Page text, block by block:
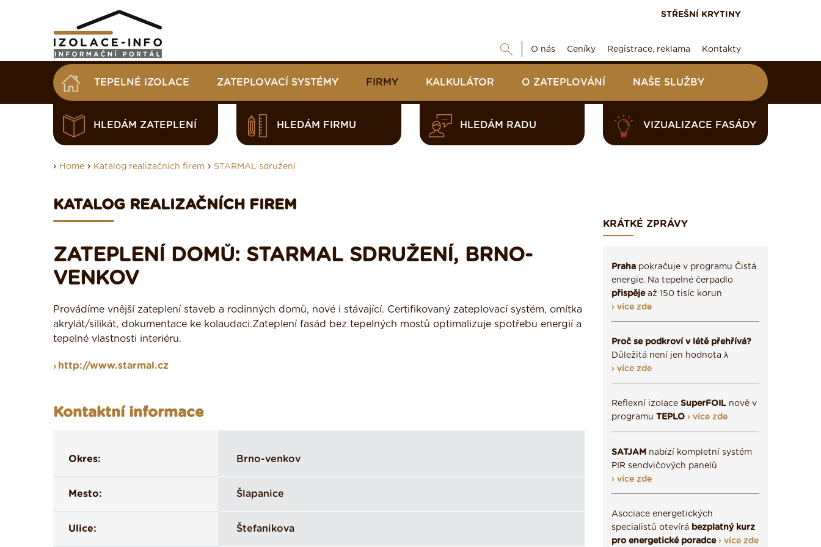
STŘEŠNÍ KRYTINY
O nás Ceníky Registrace, reklama Kontakty
TEPELNÉ IZOLACE ZATEPLOVACÍ SYSTÉMY FIRMY KALKULÁTOR O ZATEPLOVÁNÍ NAŠE SLUŽBY
HLEDÁM ZATEPLENÍ HLEDÁM FIRMU HLEDÁM RADU VIZUALIZACE FASÁDY
› Home › Katalog realizačních firem › STARMAL sdružení
KATALOG REALIZAČNÍCH FIREM
ZATEPLENÍ DOMŮ: STARMAL SDRUŽENÍ, BRNO-
VENKOV
Provádíme vnější zateplení staveb a rodinných domů, nové i stávající. Certifikovaný zateplovací systém, omítka
akrylát/silikát, dokumentace ke kolaudaci.Zateplení fasád bez tepelných mostů optimalizuje spotřebu energií a
tepelné vlastnosti interiéru.
http://www.starmal.cz
Kontaktní informace
Okres: Brno-venkov
Mesto: Šlapanice
Ulice: Štefanikova
KRÁTKÉ ZPRÁVY
Praha pokračuje v programu Čistá
energie. Na tepelné čerpadlo
přispějeaž 150 tisíc korun
› více zde
Proč se podkroví v létě přehřívá?
Důležitá není jen hodnota λ
› více zde
Reflexní izolace SuperFOIL nově v
programu TEPLO › více zde
SATJAM nabízí kompletní systém
PIR sendvičových panelů
› více zde
Asociace energetických
specialistů otevírá bezplatný kurz
pro energetické poradce › více zde